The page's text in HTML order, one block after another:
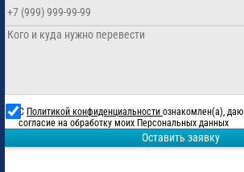
С Политикой конфиденциальности ознакомлен(а), даю
согласие на обработку моих Персональных данных
Оставить заявку